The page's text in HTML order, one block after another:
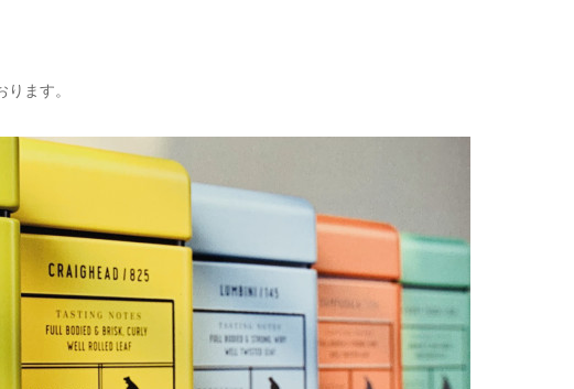
ます。